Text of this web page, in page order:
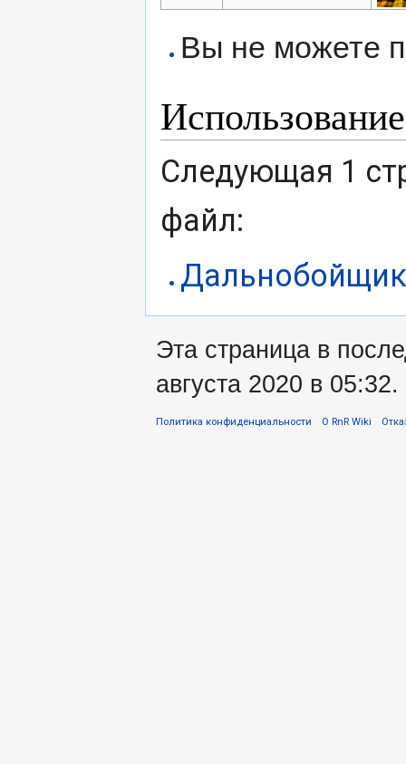
Вы не можете
Следующая 1
файл:
Эта страница в
августа 2020 в 05:32.
Политика конфиденциальности О RnR Wiki